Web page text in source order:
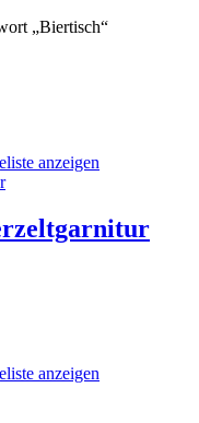
„Biertisch“
anzeigen
anzeigen